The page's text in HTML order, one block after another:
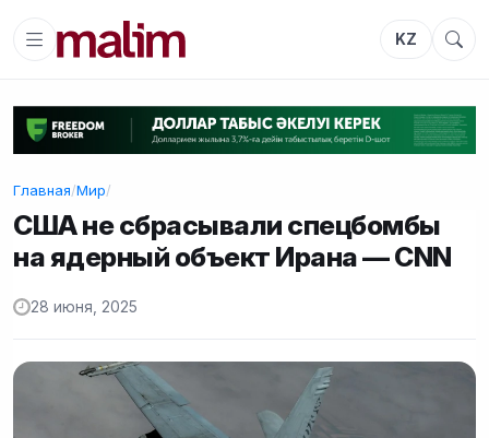
KZ
Главная/Мир/
США не сбрасывали спецбомбы
на ядерный объект Ирана — CNN
28 июня, 2025